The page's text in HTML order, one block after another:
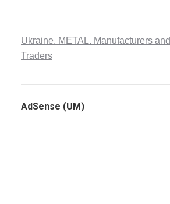
Ukraine. METAL. Manufacturers and
Traders
AdSense (UM)